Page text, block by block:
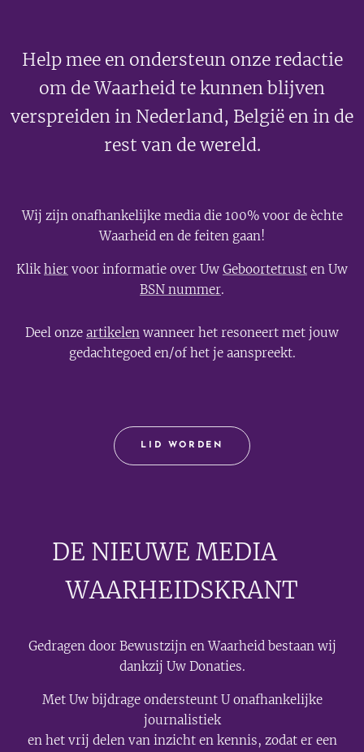
Help mee en ondersteun onze redactie
om de Waarheid te kunnen blijven
verspreiden in Nederland, België en in de
rest van de wereld.
Wij zijn onafhankelijke media die 100% voor de èchte
Waarheid en de feiten gaan!
Klikhier voor informatie over Uw Geboortetrust en Uw
BSN nummer.
Deel onze artikelen wanneer het resoneert met jouw
gedachtegoed en/of het je aanspreekt.
LID WORDEN
DE NIEUWE MEDIA🟣
WAARHEIDSKRANT
Gedragen door Bewustzijn en Waarheid bestaan wij
dankzij Uw Donaties.
Met Uw bijdrage ondersteunt U onafhankelijke
journalistiek
en het vrij delen van inzicht en kennis, zodat er een